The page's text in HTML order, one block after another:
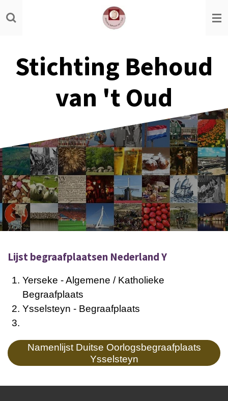
Ga
direct
hoofdinhoud
Stichting Behoud
van 't Oud
Lijst begraafplaatsen Nederland Y
Yerseke - Algemene / Katholieke
Begraafplaats
Ysselsteyn - Begraafplaats
Namenlijst Duitse Oorlogsbegraafplaats
Ysselsteyn